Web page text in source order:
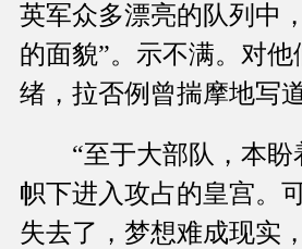
英军众多漂亮的队列中
的面貌”。示不满。对
绪，拉否例曾揣摩地写
“至于大部队，本盼
帜下进入攻占的皇宫。
失去了，梦想难成现实